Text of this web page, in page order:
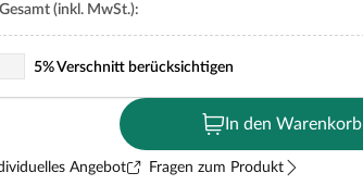
Gesamt (inkl. MwSt.):
5% Verschnitt berücksichtigen
In den Warenkorb
Angebot Fragen zum Produkt